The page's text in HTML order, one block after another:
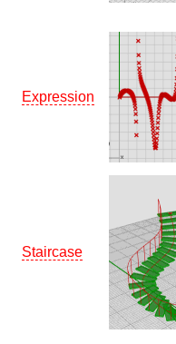
Expression
Staircase